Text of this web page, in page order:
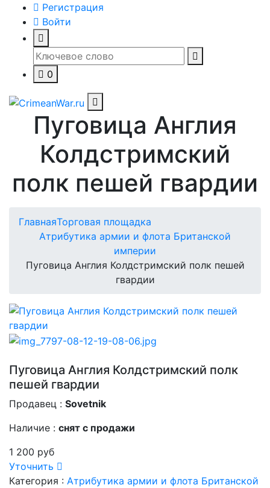
Регистрация
Войти
0
Пуговица Англия
Колдстримский
полк пешей гвардии
ГлавнаяТорговая площадка
Атрибутика армии и флота Британской
империи
Пуговица Англия Колдстримский полк пешей
гвардии
Пуговица Англия Колдстримский полк
пешей гвардии
Продавец : Sovetnik
Наличие : снят с продажи
1 200 руб
Уточнить
Категория : Атрибутика армии и флота Британской